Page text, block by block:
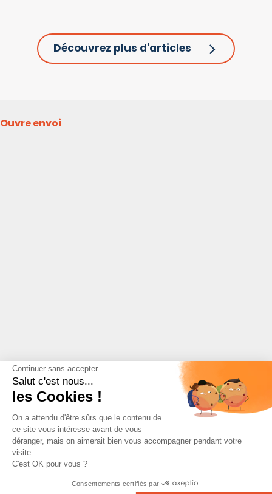
Découvrez plus d'articles
Ouvre envoi
Continuer sans accepter
Salut c'est nous...
les Cookies !
On a attendu d'être sûrs que le contenu de
ce site vous intéresse avant de vous
déranger, mais on aimerait bien vous accompagner pendant votre
visite...
C'est OK pour vous ?
Consentements certifiés par